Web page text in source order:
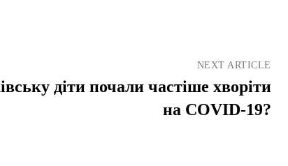
NEXT ARTICLE
діти почали частіше хворіти
на COVID-19?